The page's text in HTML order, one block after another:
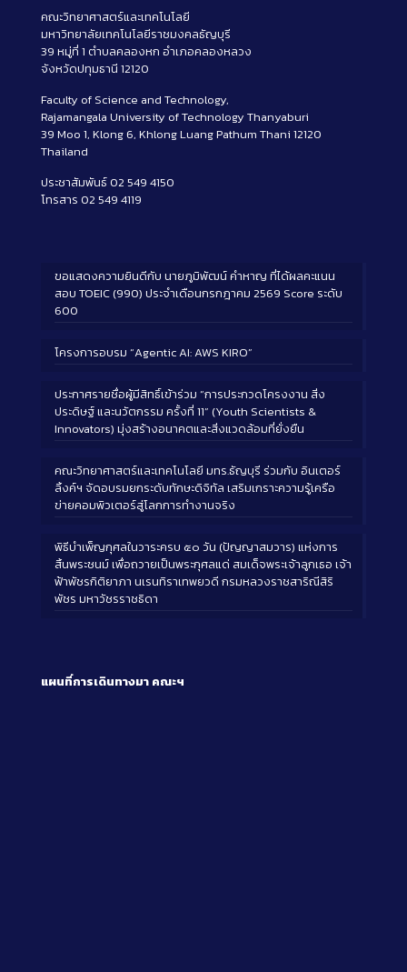
คณะวิทยาศาสตร์และเทคโนโลยี
มหาวิทยาลัยเทคโนโลยีราชมงคลธัญบุรี
39 หมู่ที่ 1 ตำบลคลองหก อำเภอคลองหลวง
จังหวัดปทุมธานี 12120
Faculty of Science and Technology,
Rajamangala University of Technology Thanyaburi
39 Moo 1, Klong 6, Khlong Luang Pathum Thani 12120
Thailand
ประชาสัมพันธ์ 02 549 4150
โทรสาร 02 549 4119
ขอแสดงความยินดีกับ นายภูมิพัฒน์ คำหาญ ที่ได้ผลคะแนน
สอบ TOEIC (990) ประจำเดือนกรกฎาคม 2569 Score ระดับ
600
โครงการอบรม “Agentic AI: AWS KIRO”
ประกาศรายชื่อผู้มีสิทธิ์เข้าร่วม “การประกวดโครงงาน สิ่ง
ประดิษฐ์ และนวัตกรรม ครั้งที่ 11” (Youth Scientists &
Innovators) มุ่งสร้างอนาคตและสิ่งแวดล้อมที่ยั่งยืน
คณะวิทยาศาสตร์และเทคโนโลยี มทร.ธัญบุรี ร่วมกับ อินเตอร์
ลิ้งค์ฯ จัดอบรมยกระดับทักษะดิจิทัล เสริมเกราะความรู้เครือ
ข่ายคอมพิวเตอร์สู่โลกการทำงานจริง
พิธีบำเพ็ญกุศลในวาระครบ ๕๐ วัน (ปัญญาสมวาร) แห่งการ
สิ้นพระชนม์ เพื่อถวายเป็นพระกุศลแด่ สมเด็จพระเจ้าลูกเธอ เจ้า
ฟ้าพัชรกิติยาภา นเรนทิราเทพยวดี กรมหลวงราชสาริณีสิริ
พัชร มหาวัชรราชธิดา
แผนที่การเดินทางมา คณะฯ